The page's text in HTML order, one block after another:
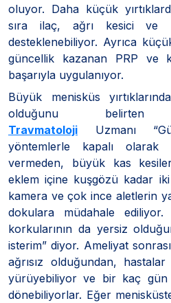
oluyor. Daha küçük
sıra ilaç, ağrı kesici ve
desteklenebiliyor. Ayrıca
güncellik kazanan PRP ve
başarıyla uygulanıyor.
Büyük menisküs
olduğunu
Travmatoloji Uzmanı
yöntemlerle kapalı
vermeden, büyük kas
eklem içine kuşgözü kadar
kamera ve çok ince aletlerin
dokulara müdahale
korkularının da yersiz
isterim” diyor. Ameliyat
ağrısız olduğundan,
yürüyebiliyor ve bir kaç gün
dönebiliyorlar. Eğer